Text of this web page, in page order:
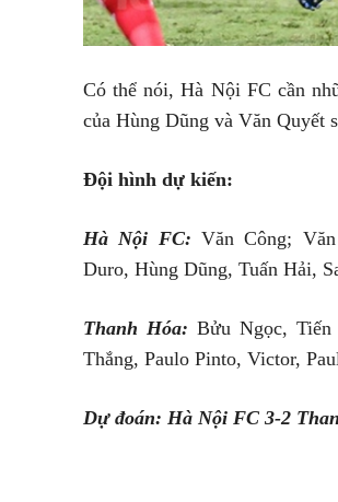
Có thể nói, Hà Nội FC cần
của Hùng Dũng và Văn Quyết
Đội hình dự kiến:
Hà Nội FC: Văn Công;
Duro, Hùng Dũng, Tuấn Hải,
Thanh Hóa: Bửu Ngọc,
Thắng, Paulo Pinto, Victor,
Dự đoán: Hà Nội FC 3-2